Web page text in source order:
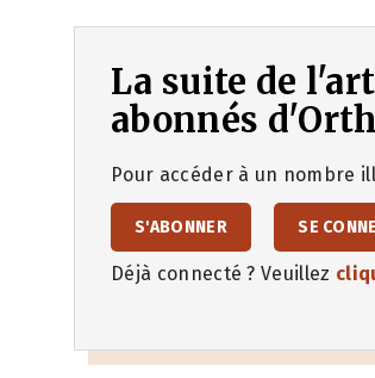
La suite de
abonnés
Pour accéder à un nombre
S'ABONNER SE
Déjà connecté ? Veuillez